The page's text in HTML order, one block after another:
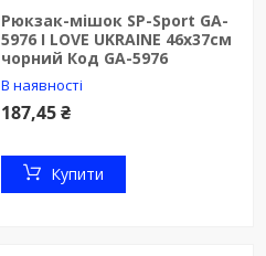
Рюкзак-мішок SP-Sport GA-
5976 I LOVE UKRAINE 46х37см
чорний Код GA-5976
В наявності
187,45 ₴
Купити